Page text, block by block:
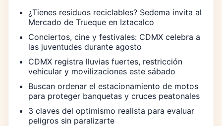
¿Tienes residuos reciclables? Sedema invita al
Mercado de Trueque en Iztacalco
Conciertos, cine y festivales: CDMX celebra a
las juventudes durante agosto
CDMX registra lluvias fuertes, restricción
vehicular y movilizaciones este sábado
Buscan ordenar el estacionamiento de motos
para proteger banquetas y cruces peatonales
3 claves del optimismo realista para evaluar
peligros sin paralizarte